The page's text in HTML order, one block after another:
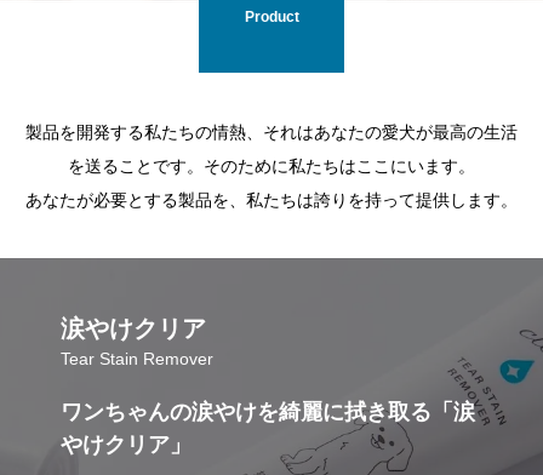
Product
製品を開発する私たちの情熱、それはあなたの愛犬が最高の生活
を送ることです。そのために私たちはここにいます。
あなたが必要とする製品を、私たちは誇りを持って提供します。
涙やけクリア
Tear Stain Remover
ワンちゃんの涙やけを綺麗に拭き取る「涙
やけクリア」